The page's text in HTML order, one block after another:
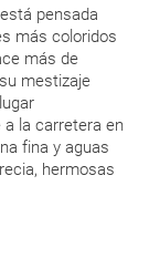
pensada
más coloridos
más de
mestizaje
la carretera en
fina y aguas
hermosas